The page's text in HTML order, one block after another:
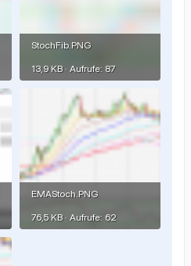
StochFib.PNG
13,9 KB · Aufrufe: 87
EMAStoch.PNG
76,5 KB · Aufrufe: 62